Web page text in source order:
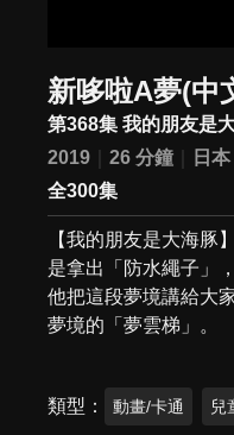
新哆啦A夢(中
第368集 我的朋友是
2019
26 分鐘 日本
全300集
【我的朋友是大海
是拿出「防水繩子」
他把這段夢境講給大
夢境的「夢雲梯」。
類型 動畫/卡通 兒